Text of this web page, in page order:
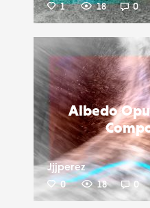
1 18 0
Albedo
Jjjperez
0 18 0